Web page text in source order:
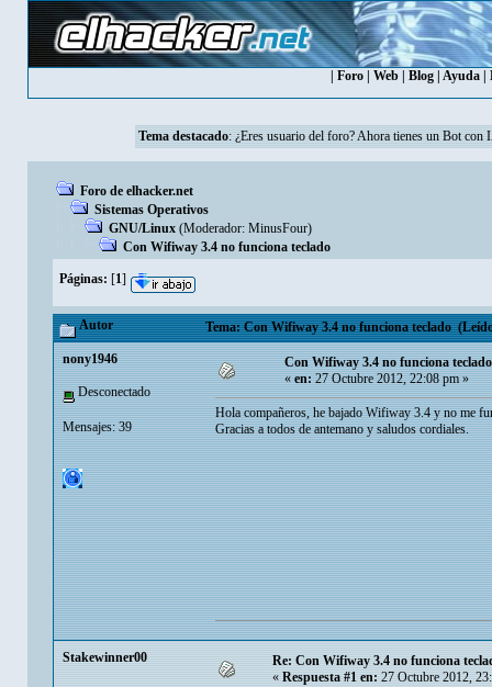
Foro Web Blog Ayuda
Tema destacado: ¿Eres usuario del foro? Ahora tienes un Bot con
Foro de elhacker.net
Sistemas Operativos
GNU/Linux (Moderador: MinusFour)
Con Wifiway 3.4 no funciona teclado
Páginas: [1]
Autor Tema: Con Wifiway 3.4 no funciona teclado (Leído
nony1946
Desconectado
Mensajes: 39
Con Wifiway 3.4 no funciona teclado
«en:27 Octubre 2012, 22:08 pm »
Hola compañeros, he bajado Wifiway 3.4 y no me
Gracias a todos de antemano y saludos cordiales.
Stakewinner00
Re: Con Wifiway 3.4 no funciona
« Respuesta #1 en: 27 Octubre 2012,